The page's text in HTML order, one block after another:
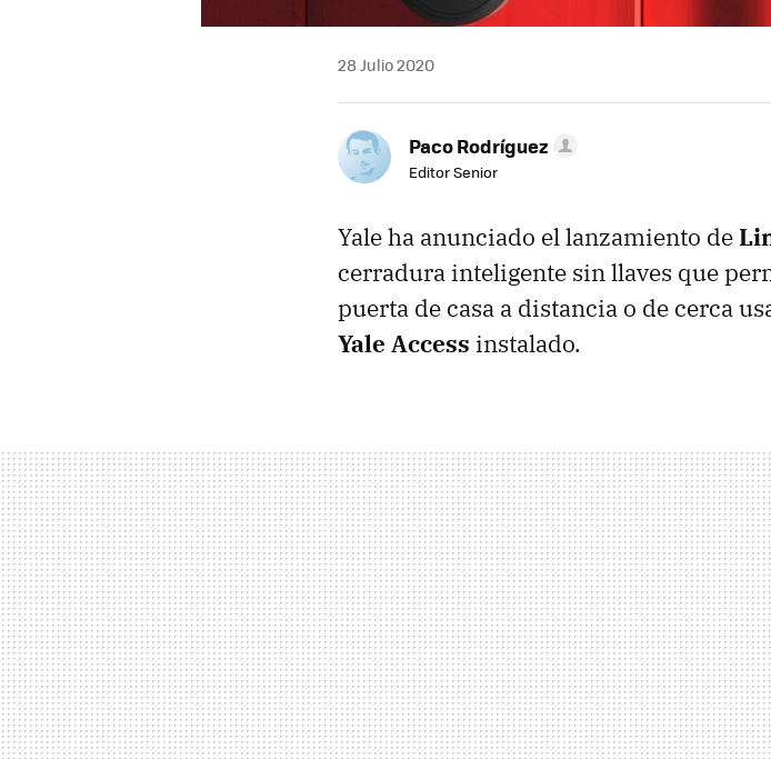
28 Julio 2020
Paco Rodríguez
Editor Senior
Yale ha anunciado el lanzamiento de
cerradura inteligente sin llaves que
puerta de casa a distancia o de cerca
Yale Access instalado.